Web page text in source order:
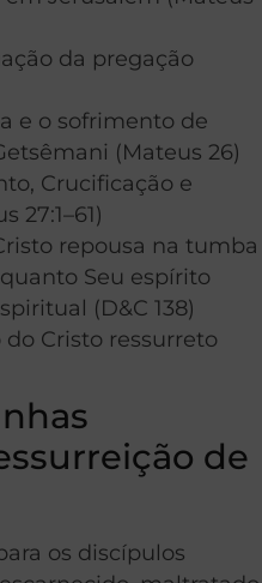
da pregação
e o sofrimento de
(Mateus 26)
Crucificação e
27:1–61)
repousa na tumba
Seu espírito
(D&C 138)
Cristo ressurreto
de
os discípulos